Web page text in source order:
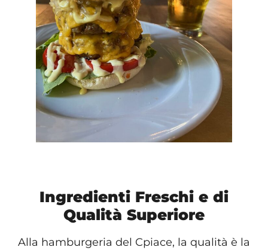
Ingredienti Freschi e di
Qualità Superiore
Alla hamburgeria del Cpiace, la qualità è la